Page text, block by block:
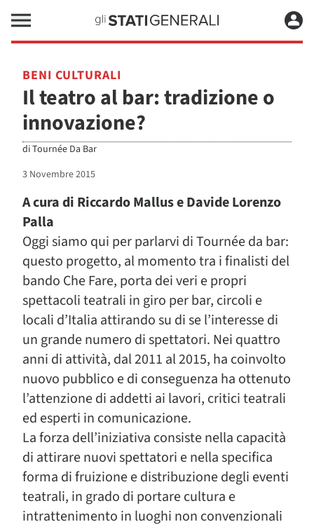
BENI CULTURALI
Il teatro al bar: tradizione o
innovazione?
diTournée Da Bar
3 Novembre 2015
A cura di Riccardo Mallus e Davide Lorenzo
Palla
Oggi siamo qui per parlarvi di Tournée da bar:
questo progetto, al momento tra i finalisti del
bando Che Fare, porta dei veri e propri
spettacoli teatrali in giro per bar, circoli e
locali d’Italia attirando su di se l’interesse di
un grande numero di spettatori. Nei quattro
anni di attività, dal 2011 al 2015, ha coinvolto
nuovo pubblico e di conseguenza ha ottenuto
l’attenzione di addetti ai lavori, critici teatrali
ed esperti in comunicazione.
La forza dell’iniziativa consiste nella capacità
di attirare nuovi spettatori e nella specifica
forma di fruizione e distribuzione degli eventi
teatrali, in grado di portare cultura e
intrattenimento in luoghi non convenzionali